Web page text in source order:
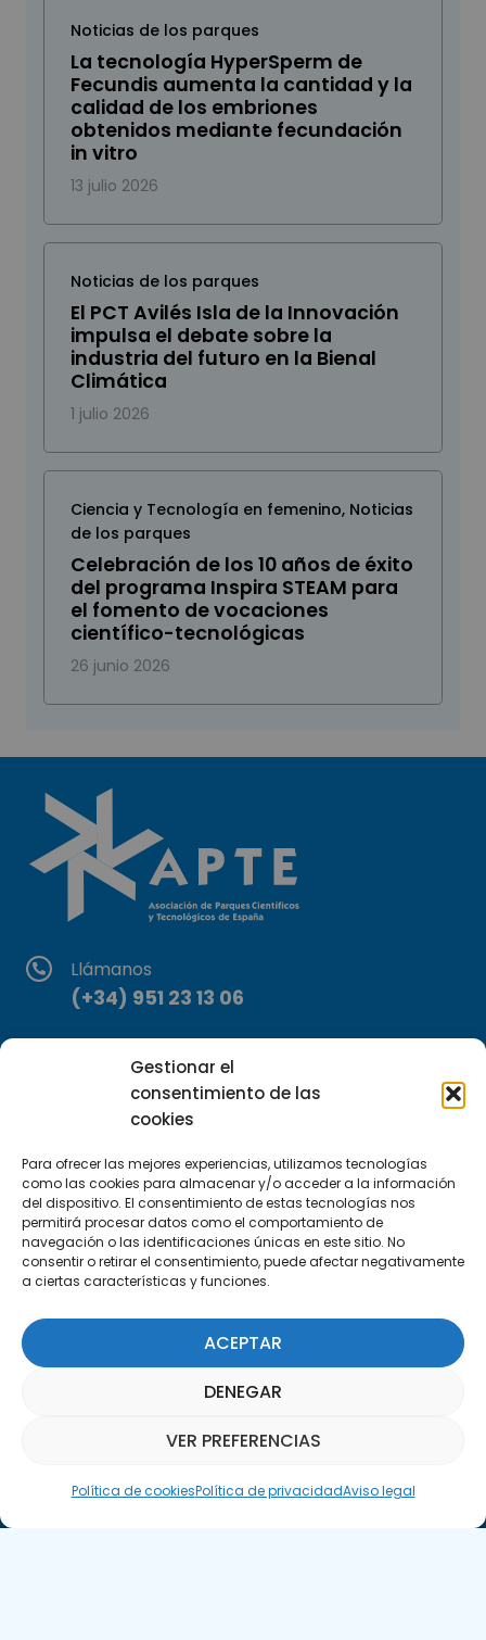
Gestionar el
consentimiento de las
cookies
Para ofrecer las mejores experiencias, utilizamos tecnologías
como las cookies para almacenar y/o acceder a la información
del dispositivo. El consentimiento de estas tecnologías nos
permitirá procesar datos como el comportamiento de
navegación o las identificaciones únicas en este sitio. No
consentir o retirar el consentimiento, puede afectar negativamente
a ciertas características y funciones.
ACEPTAR
DENEGAR
VER PREFERENCIAS
Política de cookiesPolítica de privacidadAviso legal
Noticias de los parques
La tecnología HyperSperm de
Fecundis aumenta la cantidad y la
calidad de los embriones
obtenidos mediante fecundación
in vitro
13 julio 2026
Noticias de los parques
El PCT Avilés Isla de la Innovación
impulsa el debate sobre la
industria del futuro en la Bienal
Climática
1 julio 2026
Ciencia y Tecnología en femenino, Noticias
de los parques
Celebración de los 10 años de éxito
del programa Inspira STEAM para
el fomento de vocaciones
científico-tecnológicas
26 junio 2026
Llámanos
(+34) 951 23 13 06
info@apte.org
C/Marie Curie, 35
29590 Campanillas, Málaga
SUSCRÍBETE AQUÍ